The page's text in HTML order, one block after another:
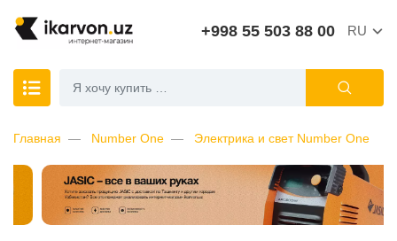
+998 55 503 88 00 RU
Главная Number One Электрика и свет Number One